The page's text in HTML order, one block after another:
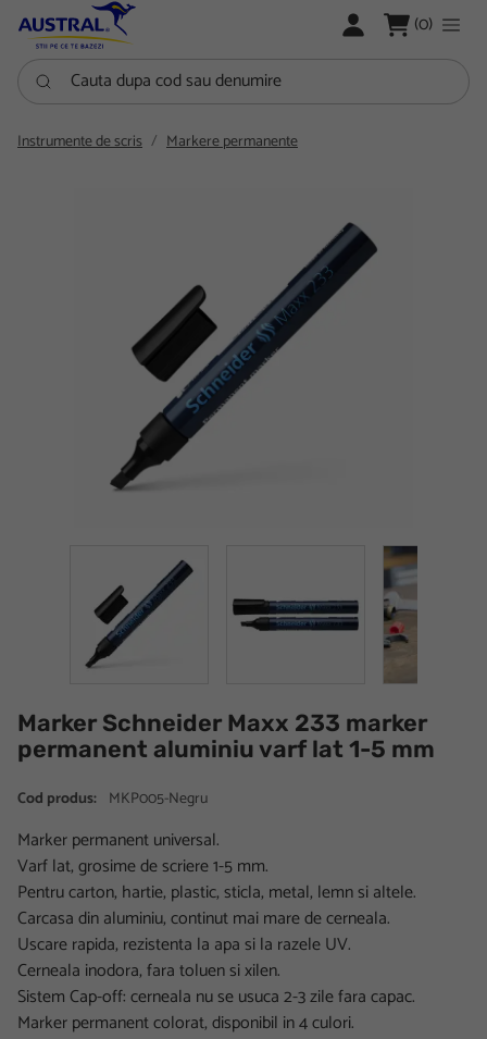
LOGARE (0)
Cauta dupa cod sau denumire
Instrumente de scris Markere permanente
Marker Schneider Maxx 233 marker
permanent aluminiu varf lat 1-5 mm
Cod produs: MKP005-Negru
Marker permanent universal.
Varf lat, grosime de scriere 1-5 mm.
Pentru carton, hartie, plastic, sticla, metal, lemn si altele.
Carcasa din aluminiu, continut mai mare de cerneala.
Uscare rapida, rezistenta la apa si la razele UV.
Cerneala inodora, fara toluen si xilen.
Sistem Cap-off: cerneala nu se usuca 2-3 zile fara capac.
Marker permanent colorat, disponibil in 4 culori.